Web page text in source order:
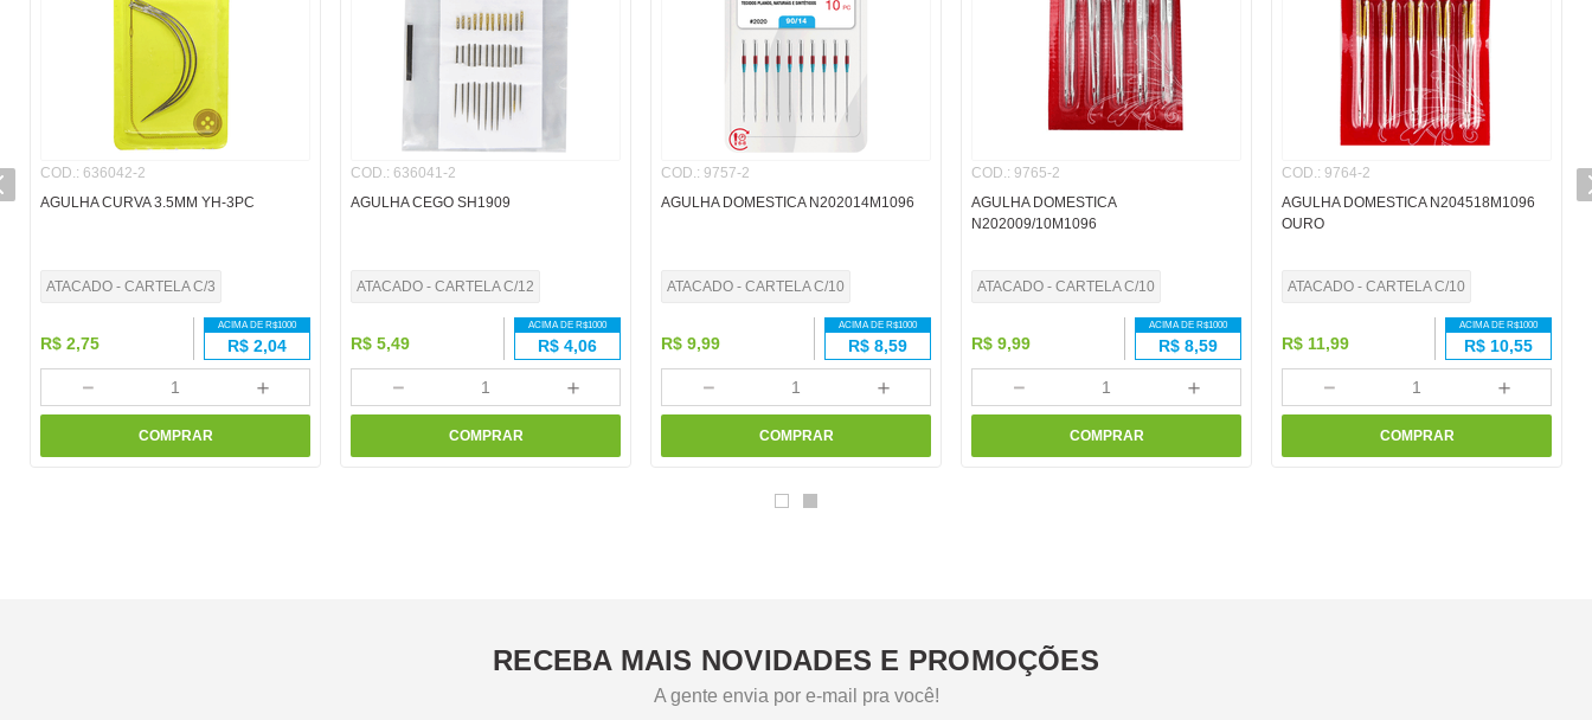
COD.: 636042-2
AGULHA CURVA 3.5MM YH-3PC
ATACADO - CARTELA C/3
R$ 2,75
ACIMA DE R$1000
R$ 2,04
＋
－
COMPRAR
COD.: 636041-2
AGULHA CEGO SH1909
ATACADO - CARTELA C/12
R$ 5,49
ACIMA DE R$1000
R$ 4,06
＋
－
COMPRAR
COD.: 9757-2
AGULHA DOMESTICA N202014M1096
ATACADO - CARTELA C/10
R$ 9,99
ACIMA DE R$1000
R$ 8,59
＋
－
COMPRAR
COD.: 9765-2
AGULHA DOMESTICA
N202009/10M1096
ATACADO - CARTELA C/10
R$ 9,99
ACIMA DE R$1000
R$ 8,59
＋
－
COMPRAR
COD.: 9764-2
AGULHA DOMESTICA N204518M1096
OURO
ATACADO - CARTELA C/10
R$ 11,99
ACIMA DE R$1000
R$ 10,55
＋
－
COMPRAR
RECEBA MAIS NOVIDADES E PROMOÇÕES
A gente envia por e-mail pra você!